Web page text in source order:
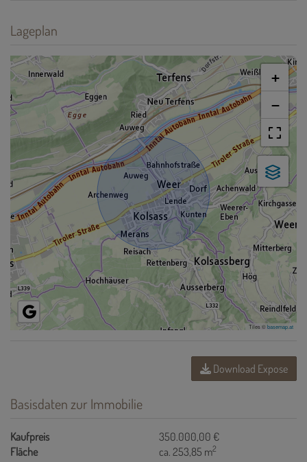
Lageplan
+
−
Tiles ©basemap.at
Download Expose
Basisdaten zur Immobilie
Kaufpreis
350.000,00 €
Fläche
ca. 253,85 m2